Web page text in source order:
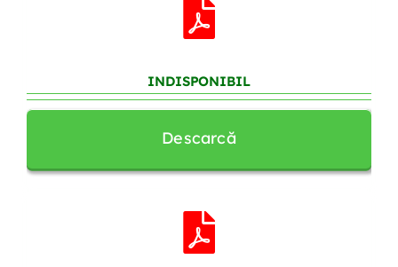
INDISPONIBIL
Descarcă